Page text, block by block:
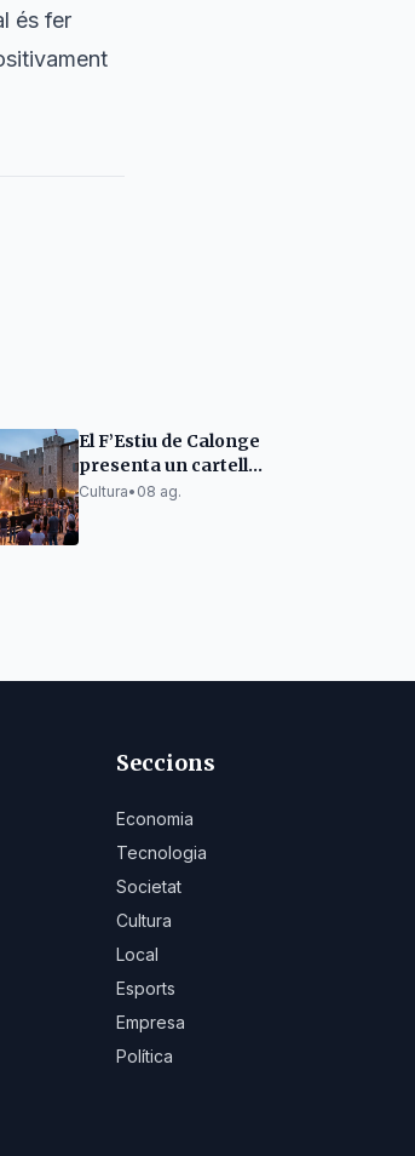
és fer
El F’Estiu de Calonge
presenta un cartell
ambiciós i un espai
Cultura• 08 ag.
Seccions
Economia
Tecnologia
Societat
Cultura
Local
Esports
Empresa
Política